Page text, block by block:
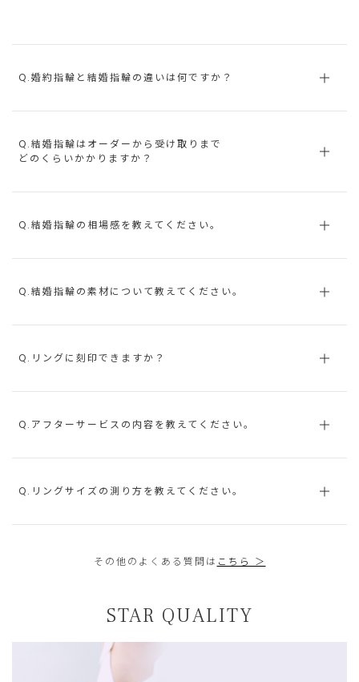
Q.婚約指輪と結婚指輪の違いは何ですか？
Q.結婚指輪はオーダーから受け取りまで
どのくらいかかりますか？
Q.結婚指輪の相場感を教えてください。
Q.結婚指輪の素材について教えてください。
Q.リングに刻印できますか？
Q.アフターサービスの内容を教えてください。
Q.リングサイズの測り方を教えてください。
その他のよくある質問は こちら ＞
STAR QUALITY